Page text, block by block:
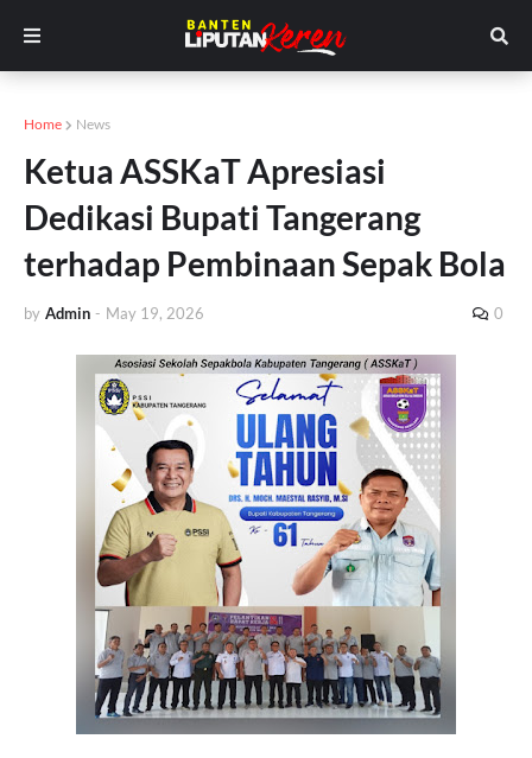
Home News
Ketua ASSKaT Apresiasi
Dedikasi Bupati Tangerang
terhadap Pembinaan Sepak Bola
by Admin - May 19, 2026 0